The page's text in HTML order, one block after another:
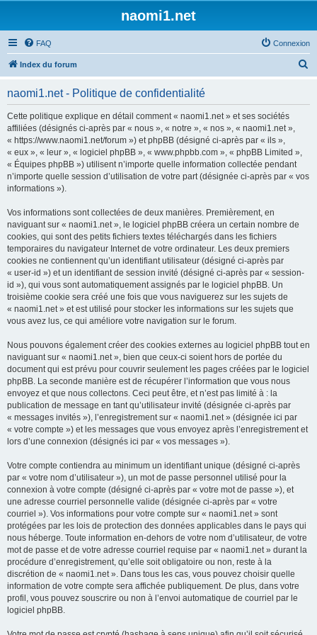
naomi1.net
FAQ Connexion
Index du forum
naomi1.net - Politique de confidentialité
Cette politique explique en détail comment « naomi1.net » et ses sociétés
affiliées (désignés ci-après par « nous », « notre », « nos », « naomi1.net »,
« https://www.naomi1.net/forum ») et phpBB (désigné ci-après par « ils »,
« eux », « leur », « logiciel phpBB », « www.phpbb.com », « phpBB Limited »,
« Équipes phpBB ») utilisent n’importe quelle information collectée pendant
n’importe quelle session d’utilisation de votre part (désignée ci-après par « vos
informations »).
Vos informations sont collectées de deux manières. Premièrement, en
naviguant sur « naomi1.net », le logiciel phpBB créera un certain nombre de
cookies, qui sont des petits fichiers textes téléchargés dans les fichiers
temporaires du navigateur Internet de votre ordinateur. Les deux premiers
cookies ne contiennent qu’un identifiant utilisateur (désigné ci-après par
« user-id ») et un identifiant de session invité (désigné ci-après par « session-
id »), qui vous sont automatiquement assignés par le logiciel phpBB. Un
troisième cookie sera créé une fois que vous naviguerez sur les sujets de
« naomi1.net » et est utilisé pour stocker les informations sur les sujets que
vous avez lus, ce qui améliore votre navigation sur le forum.
Nous pouvons également créer des cookies externes au logiciel phpBB tout en
naviguant sur « naomi1.net », bien que ceux-ci soient hors de portée du
document qui est prévu pour couvrir seulement les pages créées par le logiciel
phpBB. La seconde manière est de récupérer l’information que vous nous
envoyez et que nous collectons. Ceci peut être, et n’est pas limité à : la
publication de message en tant qu’utilisateur invité (désignée ci-après par
« messages invités »), l’enregistrement sur « naomi1.net » (désignée ici par
« votre compte ») et les messages que vous envoyez après l’enregistrement et
lors d’une connexion (désignés ici par « vos messages »).
Votre compte contiendra au minimum un identifiant unique (désigné ci-après
par « votre nom d’utilisateur »), un mot de passe personnel utilisé pour la
connexion à votre compte (désigné ci-après par « votre mot de passe »), et
une adresse courriel personnelle valide (désignée ci-après par « votre
courriel »). Vos informations pour votre compte sur « naomi1.net » sont
protégées par les lois de protection des données applicables dans le pays qui
nous héberge. Toute information en-dehors de votre nom d’utilisateur, de votre
mot de passe et de votre adresse courriel requise par « naomi1.net » durant la
procédure d’enregistrement, qu’elle soit obligatoire ou non, reste à la
discrétion de « naomi1.net ». Dans tous les cas, vous pouvez choisir quelle
information de votre compte sera affichée publiquement. De plus, dans votre
profil, vous pouvez souscrire ou non à l’envoi automatique de courriel par le
logiciel phpBB.